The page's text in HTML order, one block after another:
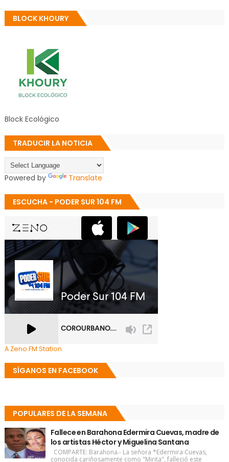
BLOCK KHOURY
Block Ecológico
TRADUCIR LA NOTICIA
Powered by Translate
ESCUCHA - PODER SUR 104 FM
A Zeno.FM Station
SÍGANOS EN FACEBOOK
POPULARES DE LA SEMANA
Fallece en Barahona Edermira Cuevas, madre de
los artistas Héctor y Miguelina Santana
COMPARTE: Barahona.- La señora *Edermira Cuevas,
conocida cariñosamente como "Mirita", falleció este